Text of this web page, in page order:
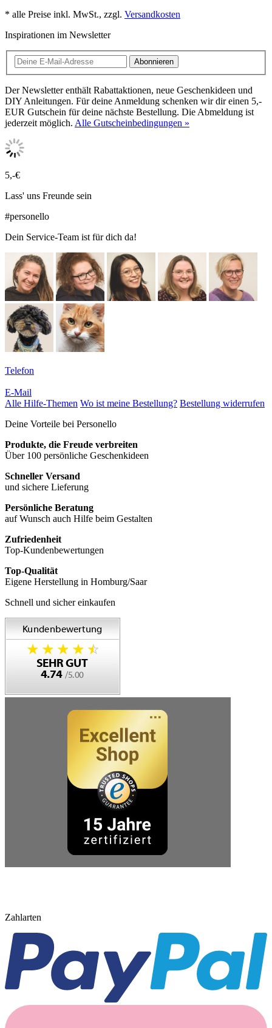
* alle Preise inkl. MwSt., zzgl. Versandkosten
Inspirationen im Newsletter
Abonnieren
Der Newsletter enthält Rabattaktionen, neue Geschenkideen und
DIY Anleitungen. Für deine Anmeldung schenken wir dir einen 5,-
EUR Gutschein für deine nächste Bestellung. Die Abmeldung ist
jederzeit möglich. Alle Gutscheinbedingungen »
5,-€
Lass' uns Freunde sein
#personello
Dein Service-Team ist für dich da!
Telefon
E-Mail
Alle Hilfe-Themen Wo ist meine Bestellung? Bestellung widerrufen
Deine Vorteile bei Personello
Produkte, die Freude verbreiten
Über 100 persönliche Geschenkideen
Schneller Versand
und sichere Lieferung
Persönliche Beratung
auf Wunsch auch Hilfe beim Gestalten
Zufriedenheit
Top-Kundenbewertungen
Top-Qualität
Eigene Herstellung in Homburg/Saar
Schnell und sicher einkaufen
Zahlarten